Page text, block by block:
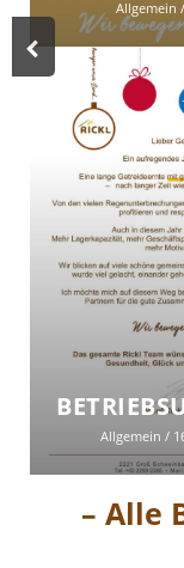
Allgemein
Allgemein /
– Alle